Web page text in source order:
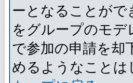
ーとなることがで
をグループのモ
で参加の申請を却
めるようなこと